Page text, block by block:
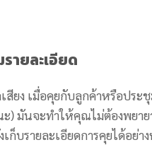
ายละเอียด
สียง เมื่อคุยกับลูกค้าหรือประ
) มันจะทำให้คุณไม่ต้องพยา
เก็บรายละเอียดการคุยได้อย่า